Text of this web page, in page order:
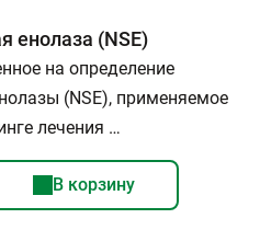
енолаза (NSE)
на определение
(NSE), применяемое
лечения …
В корзину